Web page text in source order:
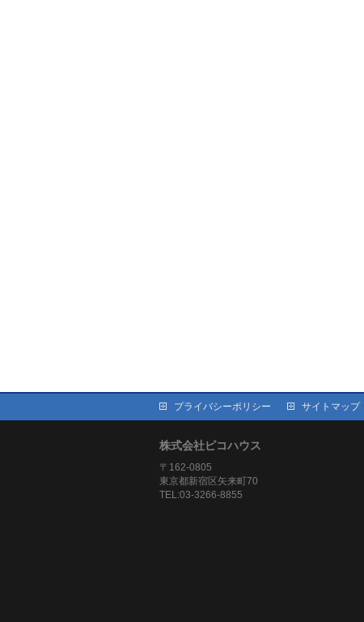
プライバシーポリシー サイトマップ
株式会社ピコハウス
〒162-0805
東京都新宿区矢来町70
TEL:03-3266-8855